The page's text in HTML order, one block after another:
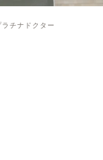
チナドクター